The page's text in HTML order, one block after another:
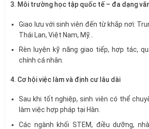
3. Môi trường học tập quốc tế – đa dạng
Giao lưu với sinh viên đến từ khắp nơi:
Thái Lan, Việt Nam, Mỹ…
Rèn luyện kỹ năng giao tiếp, hợp tác,
chính cá nhân.
4. Cơ hội việc làm và định cư lâu dài
Sau khi tốt nghiệp, sinh viên có thể
làm việc hợp pháp tại Hàn.
Các ngành khối STEM, điều dưỡng,